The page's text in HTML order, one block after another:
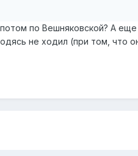
по Вешняковской? А
не ходил (при том, что